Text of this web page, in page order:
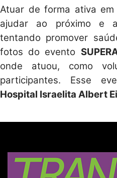
Atuar de forma ativa em
ajudar ao próximo e
tentando promover
fotos do evento
onde atuou, como
participantes. Esse
Hospital Israelita Albert